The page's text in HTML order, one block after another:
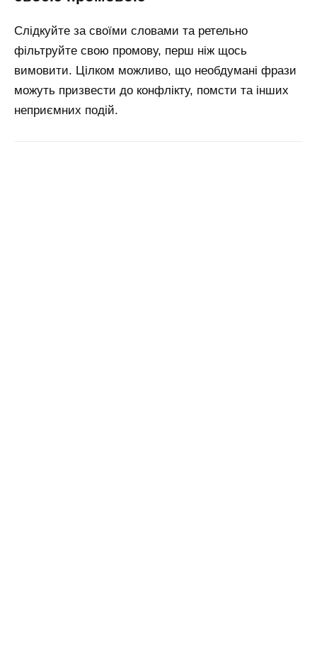
Слідкуйте за своїми словами та ретельно
фільтруйте свою промову, перш ніж щось
вимовити. Цілком можливо, що необдумані фрази
можуть призвести до конфлікту, помсти та інших
неприємних подій.